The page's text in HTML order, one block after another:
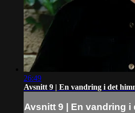
26:49
Avsnitt 9 | En vandring i det
Avsnitt 9 | En vandring i